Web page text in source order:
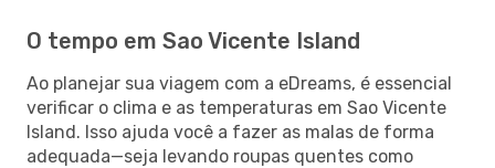
O tempo em Sao Vicente Island
Ao planejar sua viagem com a eDreams, é essencial
verificar o clima e as temperaturas em Sao Vicente
Island. Isso ajuda você a fazer as malas de forma
adequada—seja levando roupas quentes como